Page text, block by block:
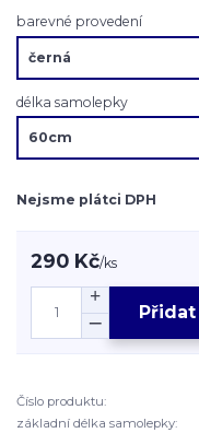
barevné provedení
délka samolepky
Nejsme plátci DPH
290 Kč/ks
Číslo produktu:
základní délka samolepky: